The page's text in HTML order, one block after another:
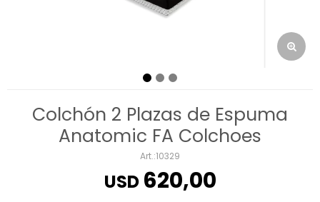
Colchón 2 Plazas de Espuma
Anatomic FA Colchoes
10329
USD 620,00